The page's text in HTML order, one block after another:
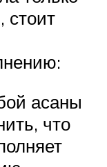
стоит
асаны
что